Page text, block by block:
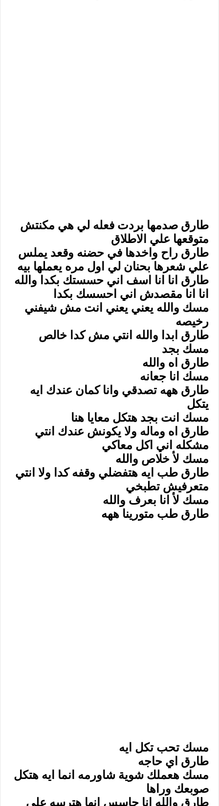
طارق صدمها بردت فعله لي هي مكنتش
متوقعها علي الاطلاق
طارق راح واخدها في حضنه وقعد يملس
علي شعرها بحنان لي اول مره يعملها بيه
طارق انا انا اسف اني حسستك بكدا والله
انا انا مقصدش اني احسسك بكدا
مسك والله يعني يعني انت مش شيفني
رخيصه
طارق ابدا والله انتي مش كدا خالص
مسك بجد
طارق اه والله
مسك انا جعانه
طارق ههه تصدقي وانا كمان عندك ايه
يتكل
مسك انت بجد هتكل معايا هنا
طارق اه وماله ولا يكونش عندك انتي
مشكله اني اكل معاكي
مسك لأ خلاص والله
طارق طب ايه هتفضلي وقفه كدا ولا انتي
متعرفيش تطبخي
مسك لأ انا بعرف والله
طارق طب متورينا ههه
مسك تحب تكل ايه
طارق اي حاجه
مسك هعملك شوية شاورمه انما ايه هتكل
صوبعك وراها
طارق والله انا حاسس انها هترسه علي